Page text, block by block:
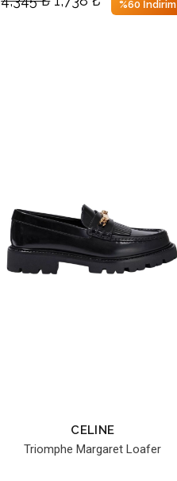
%60 İndirim
CELINE
Triomphe Margaret Loafer